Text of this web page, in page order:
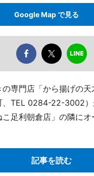
Google Map で見る
専門店「から揚げの天
、TEL 0284-22-3002
足利朝倉店」の隣にオ
記事を読む